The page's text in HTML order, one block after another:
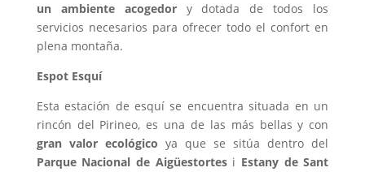
un ambiente acogedory dotada de todos los
servicios necesarios para ofrecer todo el confort en
plena montaña.
Espot Esquí
Esta estación de esquí se encuentra situada en un
rincón del Pirineo, es una de las más bellas y con
gran valor ecológico ya que se sitúa dentro del
Parque Nacional de Aigüestortesi Estany de Sant